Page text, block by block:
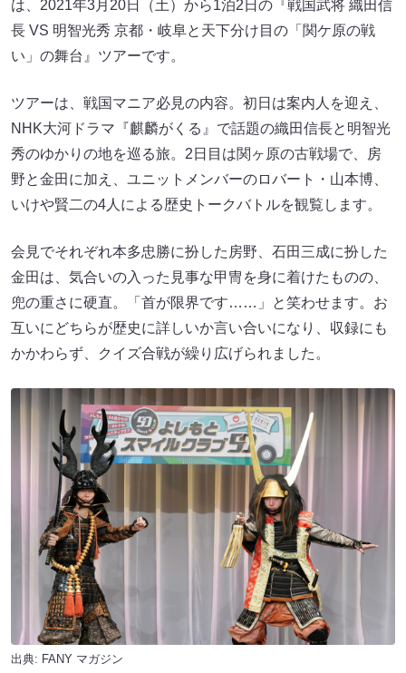
は、2021年3月20日（土）から1泊2日の『戦国武将 織田信
長 VS 明智光秀 京都・岐阜と天下分け目の「関ケ原の戦
い」の舞台』ツアーです。
ツアーは、戦国マニア必見の内容。初日は案内人を迎え、
NHK大河ドラマ『麒麟がくる』で話題の織田信長と明智光
秀のゆかりの地を巡る旅。2日目は関ヶ原の古戦場で、房
野と金田に加え、ユニットメンバーのロバート・山本博、
いけや賢二の4人による歴史トークバトルを観覧します。
会見でそれぞれ本多忠勝に扮した房野、石田三成に扮した
金田は、気合いの入った見事な甲冑を身に着けたものの、
兜の重さに硬直。「首が限界です……」と笑わせます。お
互いにどちらが歴史に詳しいか言い合いになり、収録にも
かかわらず、クイズ合戦が繰り広げられました。
出典: FANY マガジン